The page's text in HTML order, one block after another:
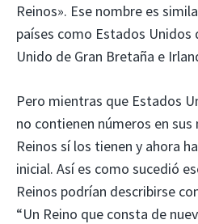
Reinos». Ese nombre es
países como Estados Unidos
Unido de Gran Bretaña e
Pero mientras que Estados
no contienen números en
Reinos sí los tienen y ahora
inicial. Así es como sucedió
Reinos podrían describirse
“Un Reino que consta de